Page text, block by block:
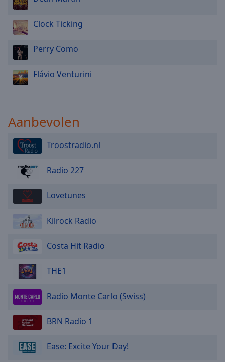
Clock Ticking
Perry Como
Flávio Venturini
Aanbevolen
Troostradio.nl
Radio 227
Lovetunes
Kilrock Radio
Costa Hit Radio
THE1
Radio Monte Carlo (Swiss)
BRN Radio 1
Ease: Excite Your Day!